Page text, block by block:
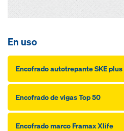
En uso
Encofrado autotrepante SKE plus
Encofrado de vigas Top 50
Encofrado marco Framax Xlife